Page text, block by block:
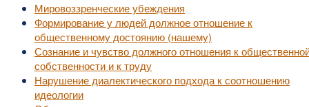
Мировоззренческие убеждения
Формирование у людей должное отношение к
общественному достоянию (нашему)
Сознание и чувство должного отношения к
собственности и к труду
Нарушение диалектического подхода к соотношению
идеологии